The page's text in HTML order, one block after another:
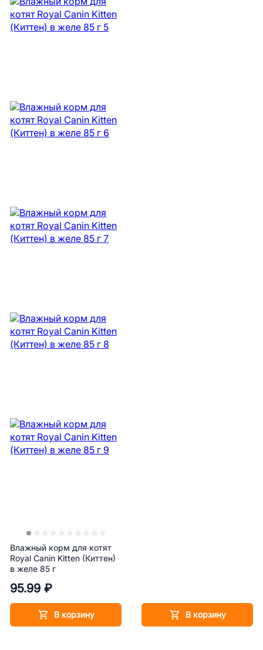
Влажный корм для котят
Royal Canin Kitten (Киттен)
в желе 85 г
95.99 ₽
В корзину В корзину